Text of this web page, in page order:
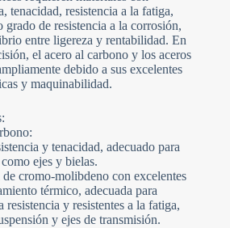
tenacidad, resistencia a la fatiga,
de resistencia a la corrosión,
entre ligereza y rentabilidad. En
el acero al carbono y los aceros
debido a sus excelentes
y maquinabilidad.
y tenacidad, adecuado para
ejes y bielas.
cromo-molibdeno con excelentes
térmico, adecuada para
resistencia y resistentes a la fatiga,
y ejes de transmisión.